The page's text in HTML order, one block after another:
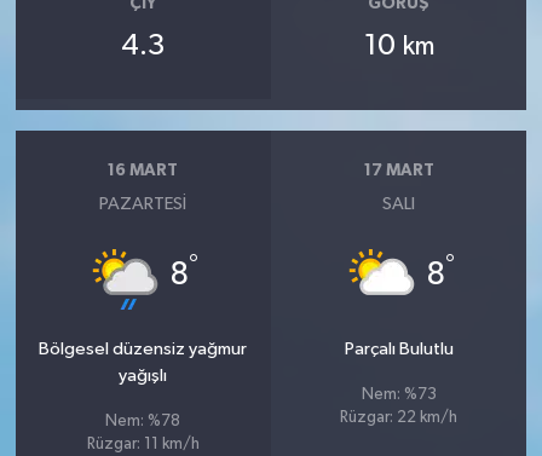
ÇIY
4.3
GÖRÜŞ
10 km
16 MART
PAZARTESI
8°
Bölgesel düzensiz yağmur
yağışlı
Nem: %78
Rüzgar: 11 km/h
17 MART
SALI
8°
Parçalı Bulutlu
Nem: %73
Rüzgar: 22 km/h